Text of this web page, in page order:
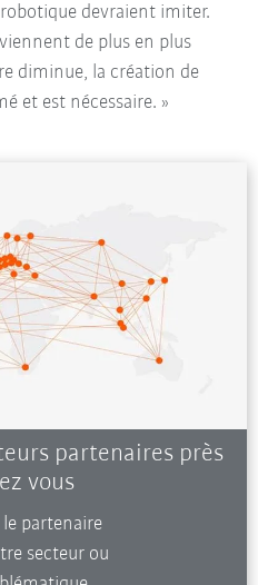
devraient imiter.
de plus en plus
diminue, la création de
et est nécessaire. »
partenaires près
vous
le partenaire
secteur ou